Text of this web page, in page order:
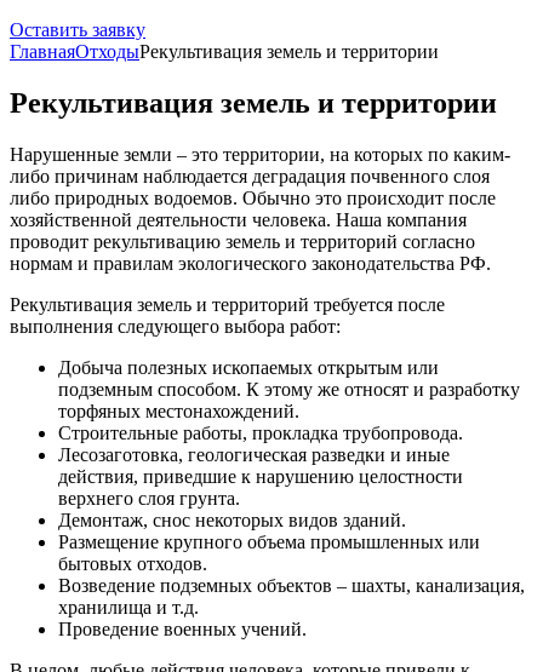
Оставить заявку
ГлавнаяОтходыРекультивация земель и территории
Рекультивация земель и территории
Нарушенные земли – это территории, на которых по каким-
либо причинам наблюдается деградация почвенного слоя
либо природных водоемов. Обычно это происходит после
хозяйственной деятельности человека. Наша компания
проводит рекультивацию земель и территорий согласно
нормам и правилам экологического законодательства РФ.
Рекультивация земель и территорий требуется после
выполнения следующего выбора работ:
Добыча полезных ископаемых открытым или
подземным способом. К этому же относят и разработку
торфяных местонахождений.
Строительные работы, прокладка трубопровода.
Лесозаготовка, геологическая разведки и иные
действия, приведшие к нарушению целостности
верхнего слоя грунта.
Демонтаж, снос некоторых видов зданий.
Размещение крупного объема промышленных или
бытовых отходов.
Возведение подземных объектов – шахты, канализация,
хранилища и т.д.
Проведение военных учений.